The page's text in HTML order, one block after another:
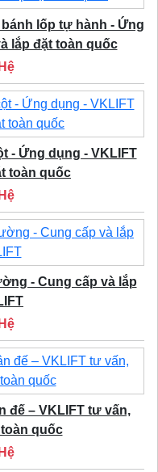
lốp tự hành - Ứng
lắp đặt toàn quốc
- Ứng dụng - VKLIFT
toàn quốc
- Cung cấp và lắp
đế – VKLIFT tư vấn,
quốc